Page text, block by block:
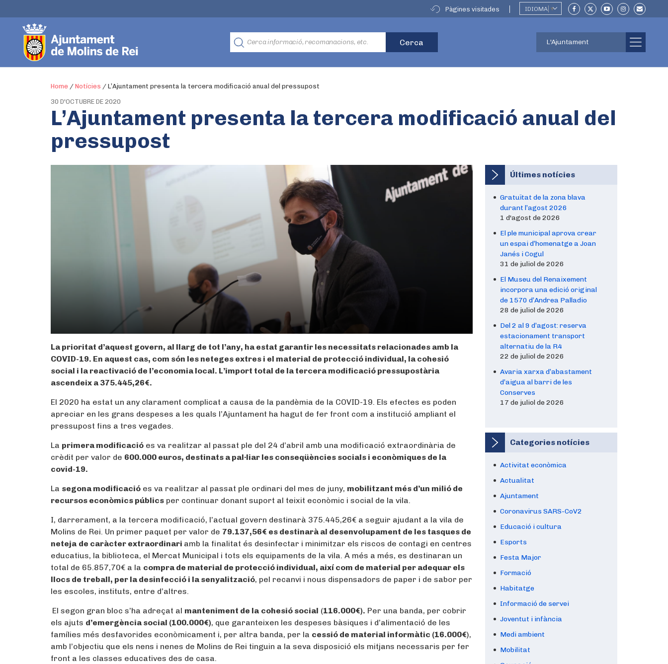
Pàgines visitades IDIOMA ▼
L'Ajuntament
Home / Notícies / L’Ajuntament presenta la tercera modificació anual del pressupost
30 D'OCTUBRE DE 2020
L’Ajuntament presenta la tercera modificació anual del
pressupost
La prioritat d’aquest govern, al llarg de tot l’any, ha estat garantir les necessitats relacionades amb la
COVID-19. En aquest cas, com són les neteges extres i el material de protecció individual, la cohesió
social i la reactivació de l’economia local. L’import total de la tercera modificació pressupostària
ascendeix a 375.445,26€.
El 2020 ha estat un any clarament complicat a causa de la pandèmia de la COVID-19. Els efectes es poden
apreciar en les grans despeses a les quals l’Ajuntament ha hagut de fer front com a institució ampliant el
pressupost fins a tres vegades.
La primera modificació es va realitzar al passat ple del 24 d’abril amb una modificació extraordinària de
crèdit per valor de 600.000 euros, destinats a pal·liar les conseqüències socials i econòmiques de la
covid-19.
La segona modificació es va realitzar al passat ple ordinari del mes de juny, mobilitzant més d’un milió de
recursos econòmics públics per continuar donant suport al teixit econòmic i social de la vila.
I, darrerament, a la tercera modificació, l’actual govern destinarà 375.445,26€ a seguir ajudant a la vila de
Molins de Rei. Un primer paquet per valor de 79.137,56€ es destinarà al desenvolupament de les tasques de
neteja de caràcter extraordinari amb la finalitat és desinfectar i minimitzar els riscos de contagi en centres
educatius, la biblioteca, el Mercat Municipal i tots els equipaments de la vila. A més a més, es destinaran un
total de 65.857,70€ a la compra de material de protecció individual, així com de material per adequar els
llocs de treball, per la desinfecció i la senyalització, pel recanvi i nous dispensadors de paper i de sabor per
les escoles, instituts, entre d’altres.
El segon gran bloc s’ha adreçat al manteniment de la cohesió social (116.000€). Per una banda, per cobrir
els ajuts d’emergència social (100.000€), que garanteixen les despeses bàsiques i d’alimentació de les
famílies més desfavorides econòmicament i, per altra banda, per la cessió de material informàtic (16.000€),
amb l’objectiu que els nens i nenes de Molins de Rei tinguin a la seva disposició els mitjans necessaris per fer
front a les classes educatives des de casa.
Últimes notícies
Gratuïtat de la zona blava
durant l’agost 2026
1 d'agost de 2026
El ple municipal aprova crear
un espai d’homenatge a Joan
Janés i Cogul
31 de juliol de 2026
El Museu del Renaixement
incorpora una edició original
de 1570 d’Andrea Palladio
28 de juliol de 2026
Del 2 al 9 d’agost: reserva
estacionament transport
alternatiu de la R4
22 de juliol de 2026
Avaria xarxa d’abastament
d’aigua al barri de les
Conserves
17 de juliol de 2026
Categories notícies
Activitat econòmica
Actualitat
Ajuntament
Coronavirus SARS-CoV2
Educació i cultura
Esports
Festa Major
Formació
Habitatge
Informació de servei
Joventut i infància
Medi ambient
Mobilitat